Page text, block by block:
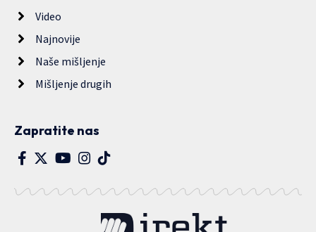
Video
Najnovije
Naše mišljenje
Mišljenje drugih
Zapratite nas